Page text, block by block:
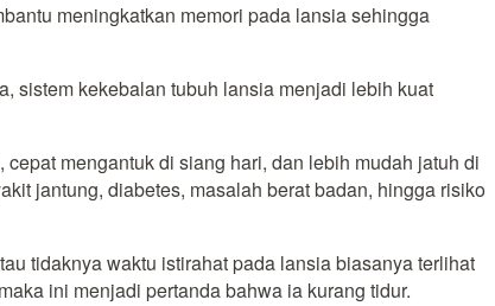
meningkatkan memori pada lansia sehingga
sistem kekebalan tubuh lansia menjadi lebih kuat
mengantuk di siang hari, dan lebih mudah jatuh di
jantung, diabetes, masalah berat badan, hingga risiko
tidaknya waktu istirahat pada lansia biasanya terlihat
ini menjadi pertanda bahwa ia kurang tidur.